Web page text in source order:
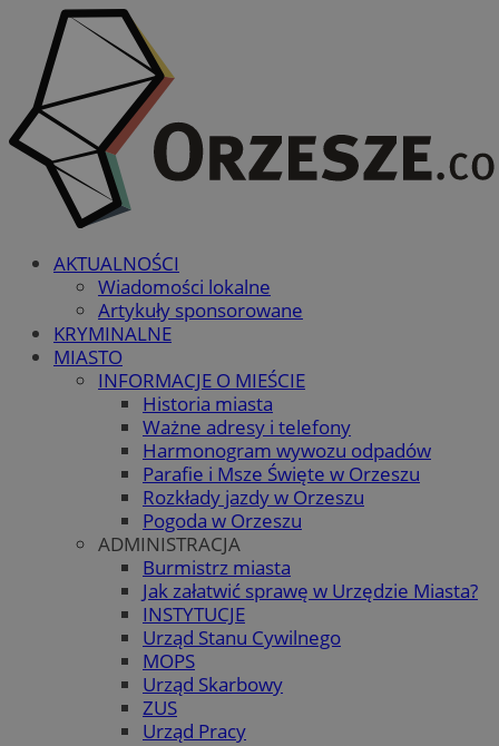
AKTUALNOŚCI
Wiadomości lokalne
Artykuły sponsorowane
KRYMINALNE
MIASTO
INFORMACJE O MIEŚCIE
Historia miasta
Ważne adresy i telefony
Harmonogram wywozu odpadów
Parafie i Msze Święte w Orzeszu
Rozkłady jazdy w Orzeszu
Pogoda w Orzeszu
ADMINISTRACJA
Burmistrz miasta
Jak załatwić sprawę w Urzędzie Miasta?
INSTYTUCJE
Urząd Stanu Cywilnego
MOPS
Urząd Skarbowy
ZUS
Urząd Pracy